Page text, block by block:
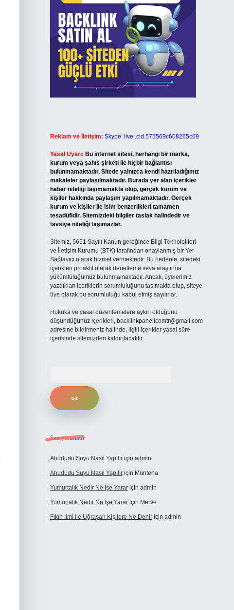
Reklam ve İletişim: Skype: live:.cid.575569c608265c69
Yasal Uyarı: Bu internet sitesi, herhangi bir marka,
kurum veya şahıs şirketi ile hiçbir bağlantısı
bulunmamaktadır. Sitede yalnızca kendi hazırladığımız
makaleler paylaşılmaktadır. Burada yer alan içerikler
haber niteliği taşımamakta olup, gerçek kurum ve
kişiler hakkında paylaşım yapılmamaktadır. Gerçek
kurum ve kişiler ile isim benzerlikleri tamamen
tesadüfidir. Sitemizdeki bilgiler taslak halindedir ve
tavsiye niteliği taşımazlar.
Sitemiz, 5651 Sayılı Kanun gereğince Bilgi Teknolojileri
ve İletişim Kurumu (BTK) tarafından onaylanmış bir Yer
Sağlayıcı olarak hizmet vermektedir. Bu nedenle, sitedeki
içerikleri proaktif olarak denetleme veya araştırma
yükümlülüğümüz bulunmamaktadır. Ancak, üyelerimiz
yazdıkları içeriklerin sorumluluğunu taşımakta olup, siteye
üye olarak bu sorumluluğu kabul etmiş sayılırlar.
Hukuka ve yasal düzenlemelere aykırı olduğunu
düşündüğünüz içerikleri, backlinkpanelicomtr@gmail.com
adresine bildirmeniz halinde, ilgili içerikler yasal süre
içerisinde sitemizden kaldırılacaktır.
Son yorumlar
Ahududu Suyu Nasıl Yapılıriçin admin
Ahududu Suyu Nasıl Yapılıriçin Münteha
Yumurtalık Nedir Ne Işe Yarariçin admin
Yumurtalık Nedir Ne Işe Yarariçin Merve
Fıkıh Ilmi Ile Uğraşan Kişilere Ne Deniriçin admin